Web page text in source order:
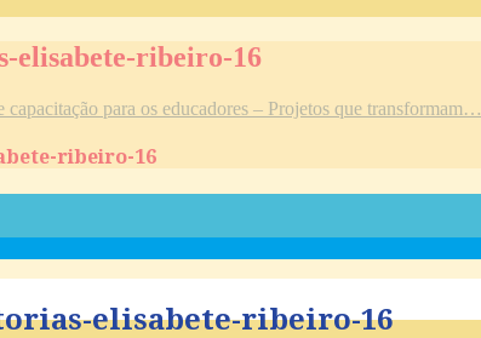
elisabete-ribeiro-16
capacitação para os educadores – Projetos que transformam…
ribeiro-16
elisabete-ribeiro-16